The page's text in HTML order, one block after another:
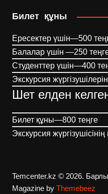
Билет құны
Ересектер үшін—500
Балалар үшін —250
Студенттер үшін—400
Экскурсия
Шет елден
Билет құны—800 теңге
Экскурсия
Temcenter.kz © 2026.
Magazine by Themebeez